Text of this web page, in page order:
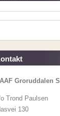
Groruddalen
Trond Paulsen
130